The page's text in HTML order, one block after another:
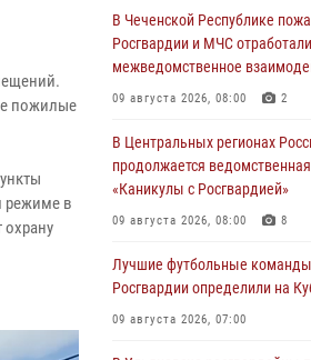
пожилые
режиме в
В Чеченской Республике
Росгвардии и МЧС отработали
межведомственное
09 августа 2026, 08:00 2
В Центральных регионах
продолжается
«Каникулы с Росгвардией»
09 августа 2026, 08:00 8
Лучшие футбольные
Росгвардии определили на
09 августа 2026, 07:00